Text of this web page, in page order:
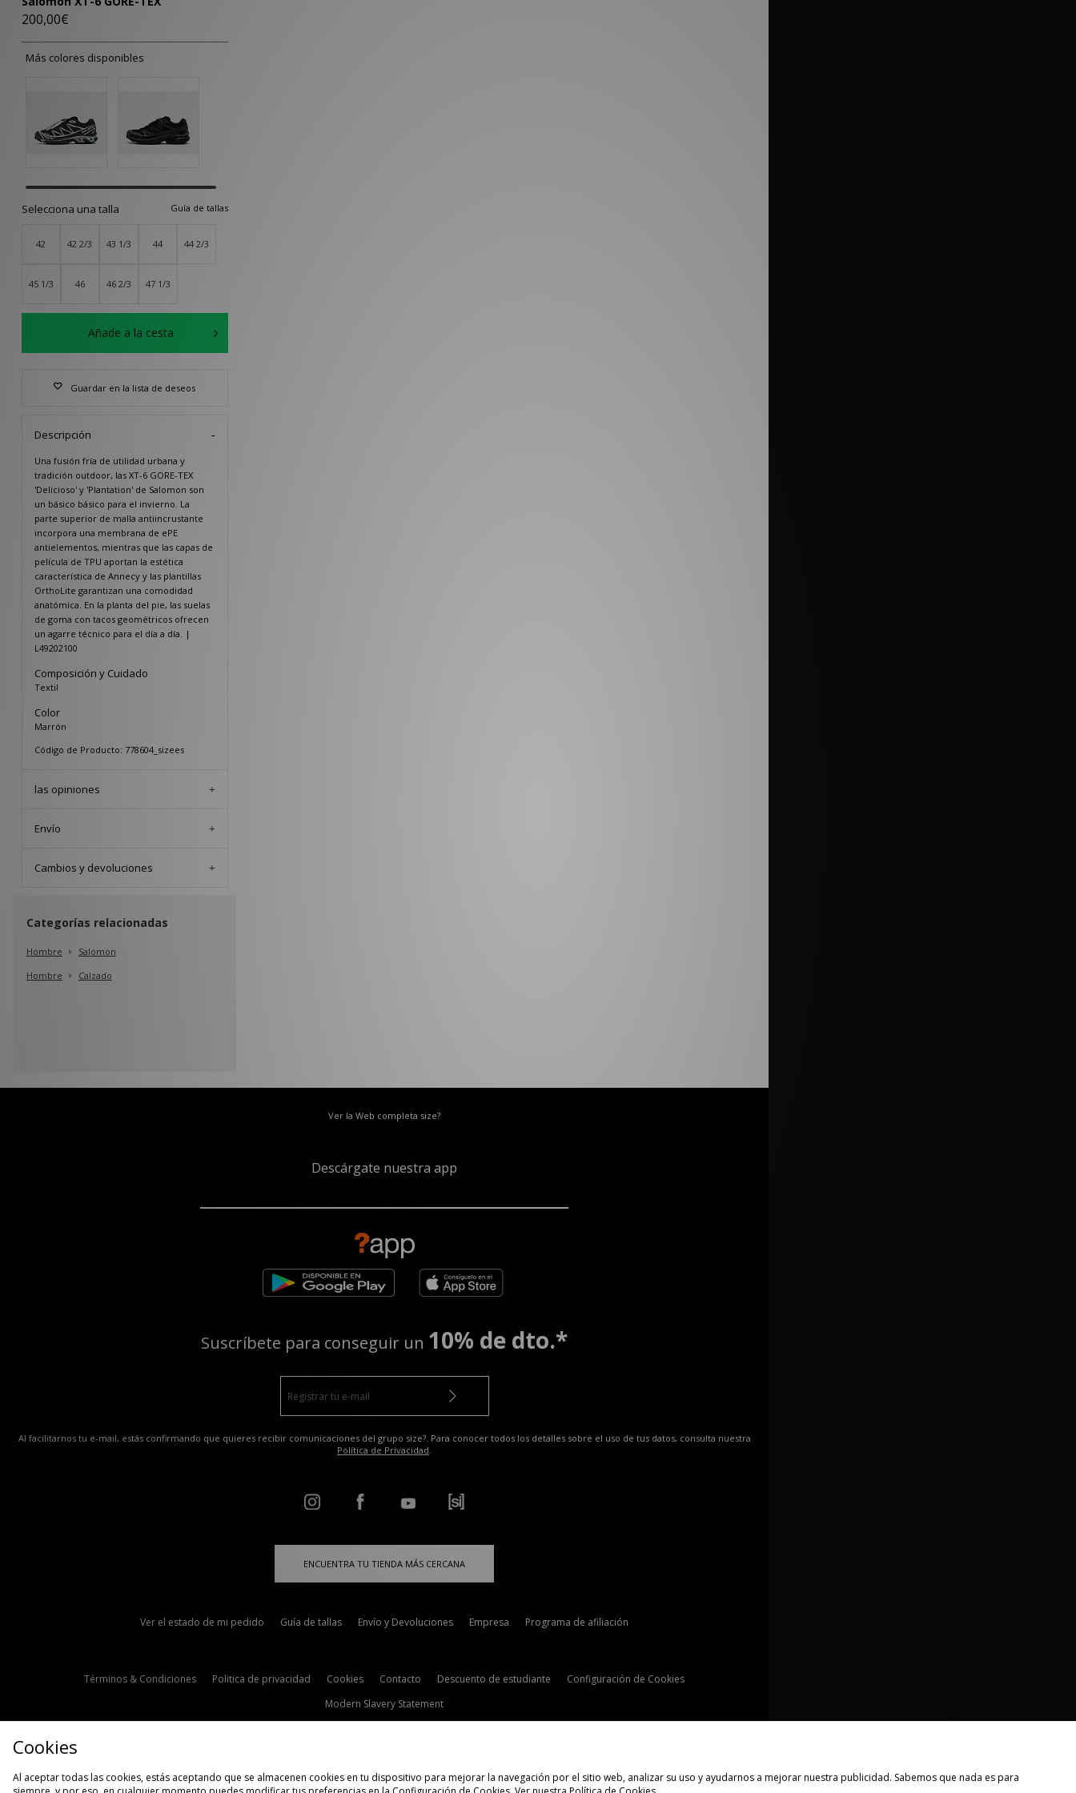
200,00€
Más colores disponibles
Guía de tallas
Selecciona una talla
42 42 2/3 43 1/3 44 44 2/3
45 1/3 46 46 2/3 47 1/3
Añade a la cesta
Guardar en la lista de deseos
Descripción
Una fusión fría de utilidad urbana y
tradición outdoor, las XT-6 GORE-TEX
'Delicioso' y 'Plantation' de Salomon son
un básico básico para el invierno. La
parte superior de malla antiincrustante
incorpora una membrana de ePE
antielementos, mientras que las capas de
película de TPU aportan la estética
característica de Annecy y las plantillas
OrthoLite garantizan una comodidad
anatómica. En la planta del pie, las suelas
de goma con tacos geométricos ofrecen
un agarre técnico para el día a día. |
L49202100
Composición y Cuidado
Textil
Color
Marrón
Código de Producto: 778604_sizees
las opiniones
Envío
Cambios y devoluciones
Categorías relacionadas
Hombre
Salomon
Hombre
Calzado
Ver la Web completa size?
Descárgate nuestra app
Suscríbete para conseguir un 10% de dto.*
Al facilitarnos tu e-mail, estás confirmando que quieres recibir comunicaciones del grupo size?. Para conocer todos los detalles sobre el uso de tus datos, consulta nuestra
Política de Privacidad.
ENCUENTRA TU TIENDA MÁS CERCANA
Ver el estado de mi pedido Guía de tallas Envío y Devoluciones Empresa Programa de afiliación
Términos & Condiciones Politica de privacidad Cookies Contacto Descuento de estudiante
Configuración de Cookies
Modern Slavery Statement
Cookies
Al aceptar todas las cookies, estás aceptando que se almacenen cookies en tu dispositivo para mejorar la navegación por el sitio web, analizar su uso y ayudarnos a mejorar nuestra publicidad. Sabemos que nada es para